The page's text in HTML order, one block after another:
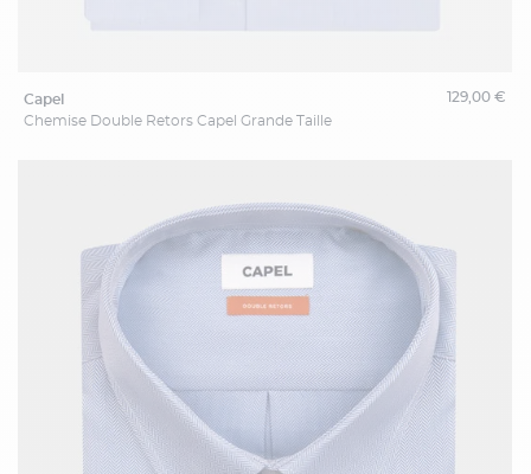
capel
Chemise Double Retors Capel Grande Taille
129,00 €